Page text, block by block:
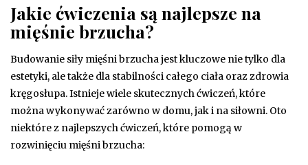
Jakie ćwiczenia są najlepsze na
mięśnie brzucha?
Budowanie siły mięśni brzucha jest kluczowe nie tylko dla
estetyki, ale także dla stabilności całego ciała oraz zdrowia
kręgosłupa. Istnieje wiele skutecznych ćwiczeń, które
można wykonywać zarówno w domu, jak i na siłowni. Oto
niektóre z najlepszych ćwiczeń, które pomogą w
rozwinięciu mięśni brzucha: